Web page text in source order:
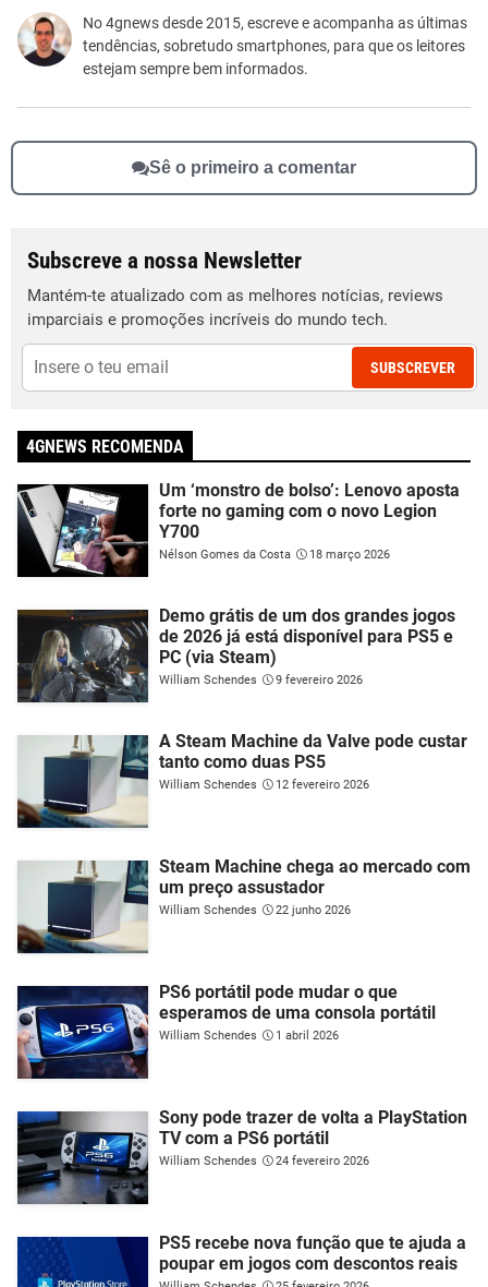
Este conteúdo não tem a informação que procuro
Outro
No 4gnews desde 2015, escreve e acompanha as últimas
tendências, sobretudo smartphones, para que os leitores
estejam sempre bem informados.
Sê o primeiro a comentar
Subscreve a nossa Newsletter
Mantém-te atualizado com as melhores notícias, reviews
imparciais e promoções incríveis do mundo tech.
SUBSCREVER
4GNEWS RECOMENDA
Um ‘monstro de bolso’: Lenovo aposta
forte no gaming com o novo Legion
Y700
Nélson Gomes da Costa 18 março 2026
Demo grátis de um dos grandes jogos
de 2026 já está disponível para PS5 e
PC (via Steam)
William Schendes 9 fevereiro 2026
A Steam Machine da Valve pode custar
tanto como duas PS5
William Schendes 12 fevereiro 2026
Steam Machine chega ao mercado com
um preço assustador
William Schendes 22 junho 2026
PS6 portátil pode mudar o que
esperamos de uma consola portátil
William Schendes 1 abril 2026
Sony pode trazer de volta a PlayStation
TV com a PS6 portátil
William Schendes 24 fevereiro 2026
PS5 recebe nova função que te ajuda a
poupar em jogos com descontos reais